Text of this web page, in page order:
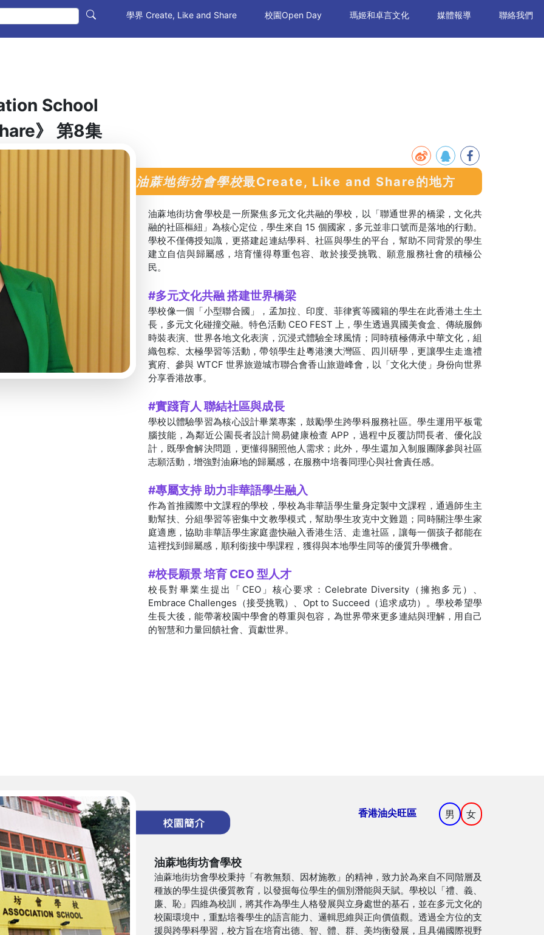
學界 Create, Like and Share(current)校園Open Day 瑪姬和卓言文化 媒體報導 聯絡我們
School
》 第8集
油蔴地街坊會學校最Create, Like and Share的地方
油蔴地街坊會學校是一所聚焦多元文化共融的學校，以「聯通世界的橋梁，文化共
融的社區樞紐」為核心定位，學生來自 15 個國家，多元並非口號而是落地的行動。
學校不僅傳授知識，更搭建起連結學科、社區與學生的平台，幫助不同背景的學生
建立自信與歸屬感，培育懂得尊重包容、敢於接受挑戰、願意服務社會的積極公
民。
#多元文化共融 搭建世界橋梁
學校像一個「小型聯合國」，孟加拉、印度、菲律賓等國籍的學生在此香港土生土
長，多元文化碰撞交融。特色活動 CEO FEST 上，學生透過異國美食盒、傳統服飾
時裝表演、世界各地文化表演，沉浸式體驗全球風情；同時積極傳承中華文化，組
織包粽、太極學習等活動，帶領學生赴粵港澳大灣區、四川研學，更讓學生走進禮
賓府、參與 WTCF 世界旅遊城市聯合會香山旅遊峰會，以「文化大使」身份向世界
分享香港故事。
#實踐育人 聯結社區與成長
學校以體驗學習為核心設計畢業專案，鼓勵學生跨學科服務社區。學生運用平板電
腦技能，為鄰近公園長者設計簡易健康檢查 APP，過程中反覆訪問長者、優化設
計，既學會解決問題，更懂得關照他人需求；此外，學生還加入制服團隊參與社區
志願活動，增強對油麻地的歸屬感，在服務中培養同理心與社會責任感。
#專屬支持 助力非華語學生融入
作為首推國際中文課程的學校，學校為非華語學生量身定製中文課程，通過師生主
動幫扶、分組學習等密集中文教學模式，幫助學生攻克中文難題；同時關注學生家
庭適應，協助非華語學生家庭盡快融入香港生活、走進社區，讓每一個孩子都能在
這裡找到歸屬感，順利銜接中學課程，獲得與本地學生同等的優質升學機會。
#校長願景 培育 CEO 型人才
校長對畢業生提出「CEO」核心要求：Celebrate Diversity（擁抱多元）、
Embrace Challenges（接受挑戰）、Opt to Succeed（追求成功）。學校希望學
生長大後，能帶著校園中學會的尊重與包容，為世界帶來更多連結與理解，用自己
的智慧和力量回饋社會、貢獻世界。
香港油尖旺區 男 女
油蔴地街坊會學校
油蔴地街坊會學校秉持「有教無類、因材施教」的精神，致力於為來自不同階層及
種族的學生提供優質教育，以發掘每位學生的個別潛能與天賦。學校以「禮、義、
廉、恥」四維為校訓，將其作為學生人格發展與立身處世的基石，並在多元文化的
校園環境中，重點培養學生的語言能力、邏輯思維與正向價值觀。透過全方位的支
援與跨學科學習，校方旨在培育出德、智、體、群、美均衡發展，且具備國際視野